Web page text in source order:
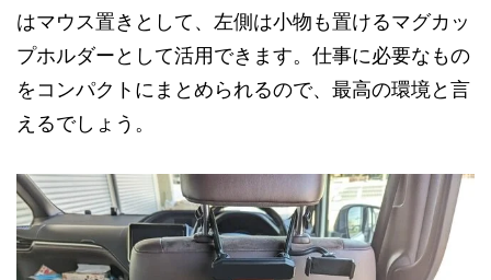
はマウス置きとして、左側は小物も置けるマグカッ
プホルダーとして活用できます。仕事に必要なもの
をコンパクトにまとめられるので、最高の環境と言
えるでしょう。